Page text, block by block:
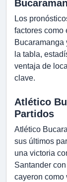
Los
factores como
Bucaramanga
la tabla,
ventaja de
clave.
Atlético
Partidos
Atlético
sus últimos
una victoria
Santander
cayeron como